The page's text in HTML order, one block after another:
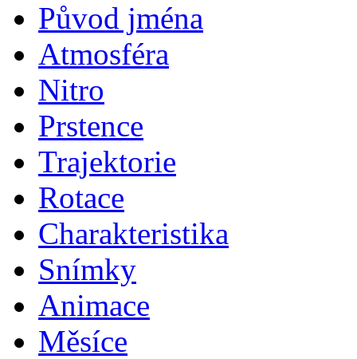
Původ jména
Atmosféra
Nitro
Prstence
Trajektorie
Rotace
Charakteristika
Snímky
Animace
Měsíce